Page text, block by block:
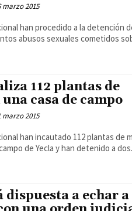
marzo 2015
han procedido a la detención
abusos sexuales cometidos
112 plantas de
casa de campo
marzo 2015
han incautado 112 plantas de
de Yecla y han detenido a
dispuesta a echar a